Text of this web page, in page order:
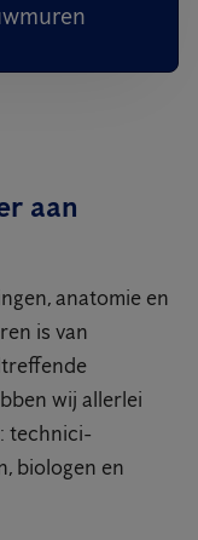
aan
anatomie en
is van
wij allerlei
technici-
biologen en